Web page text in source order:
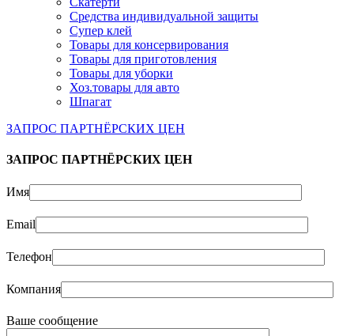
Средства индивидуальной защиты
Супер клей
Товары для консервирования
Товары для приготовления
Товары для уборки
Хоз.товары для авто
Шпагат
ЗАПРОС ПАРТНЁРСКИХ ЦЕН
ЗАПРОС ПАРТНЁРСКИХ ЦЕН
Имя
Email
Телефон
Компания
Ваше сообщение